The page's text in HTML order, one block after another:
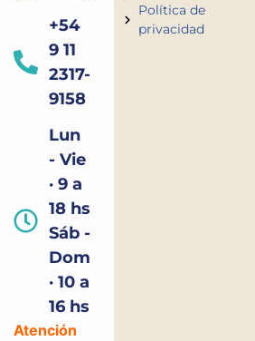
+54
9 11
2317-
9158
Lun
- Vie
· 9 a
18 hs
Sáb -
Dom
· 10 a
16 hs
Atención
Política de
privacidad